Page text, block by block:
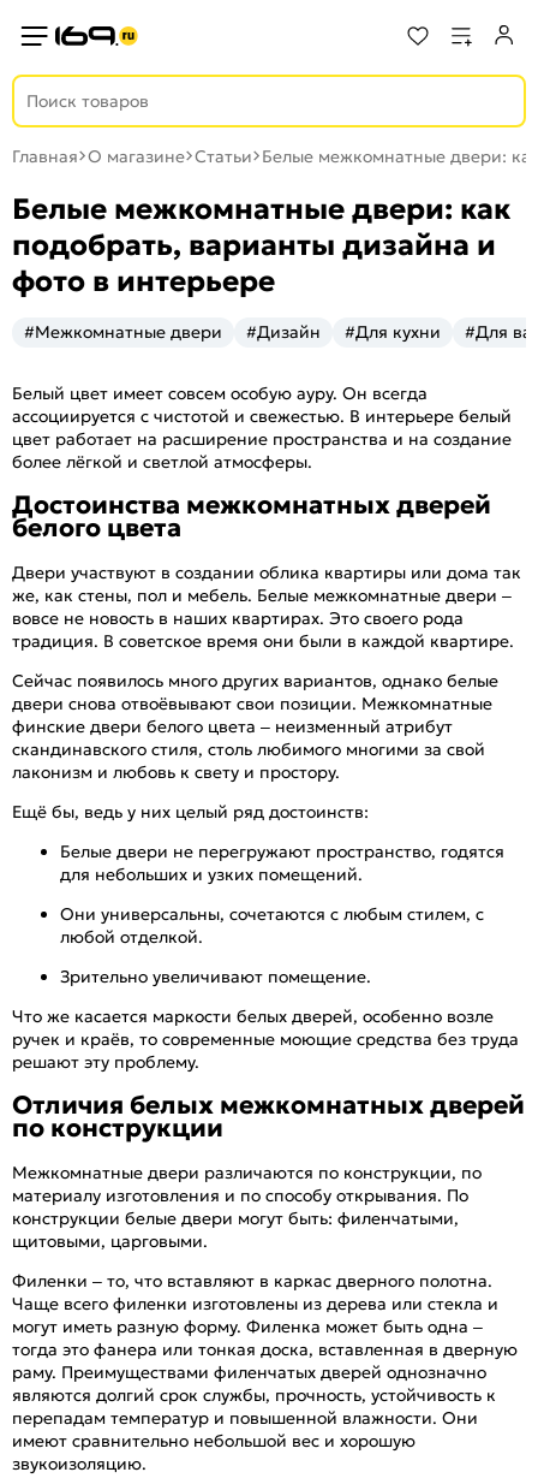
Главная О магазине Статьи Белые межкомнатные двери:
Белые межкомнатные двери: как
подобрать, варианты дизайна и
фото в интерьере
#Межкомнатные двери #Дизайн #Для кухни #Для
Белый цвет имеет совсем особую ауру. Он всегда
ассоциируется с чистотой и свежестью. В интерьере белый
цвет работает на расширение пространства и на создание
более лёгкой и светлой атмосферы.
Достоинства межкомнатных дверей
белого цвета
Двери участвуют в создании облика квартиры или дома так
же, как стены, пол и мебель. Белые межкомнатные двери –
вовсе не новость в наших квартирах. Это своего рода
традиция. В советское время они были в каждой квартире.
Сейчас появилось много других вариантов, однако белые
двери снова отвоёвывают свои позиции. Межкомнатные
финские двери белого цвета – неизменный атрибут
скандинавского стиля, столь любимого многими за свой
лаконизм и любовь к свету и простору.
Ещё бы, ведь у них целый ряд достоинств:
Белые двери не перегружают пространство, годятся
для небольших и узких помещений.
Они универсальны, сочетаются с любым стилем, с
любой отделкой.
Зрительно увеличивают помещение.
Что же касается маркости белых дверей, особенно возле
ручек и краёв, то современные моющие средства без труда
решают эту проблему.
Отличия белых межкомнатных дверей
по конструкции
Межкомнатные двери различаются по конструкции, по
материалу изготовления и по способу открывания. По
конструкции белые двери могут быть: филенчатыми,
щитовыми, царговыми.
Филенки – то, что вставляют в каркас дверного полотна.
Чаще всего филенки изготовлены из дерева или стекла и
могут иметь разную форму. Филенка может быть одна –
тогда это фанера или тонкая доска, вставленная в дверную
раму. Преимуществами филенчатых дверей однозначно
являются долгий срок службы, прочность, устойчивость к
перепадам температур и повышенной влажности. Они
имеют сравнительно небольшой вес и хорошую
звукоизоляцию.